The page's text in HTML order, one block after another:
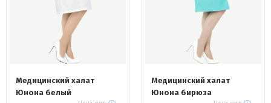
Медицинский халат
Юнона белый
Медицинский халат
Юнона бирюза